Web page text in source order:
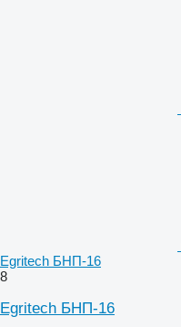
Egritech БНП-16
8
Egritech БНП-16